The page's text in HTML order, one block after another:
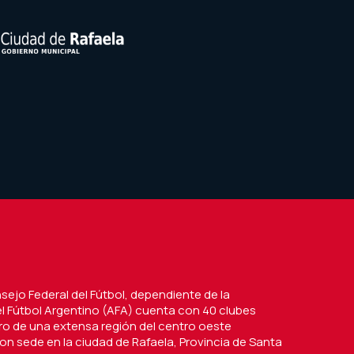
Federal del Fútbol, dependiente de la
Fútbol Argentino (AFA) cuenta con 40 clubes
de una extensa región del centro oeste
sede en la ciudad de Rafaela, Provincia de Santa